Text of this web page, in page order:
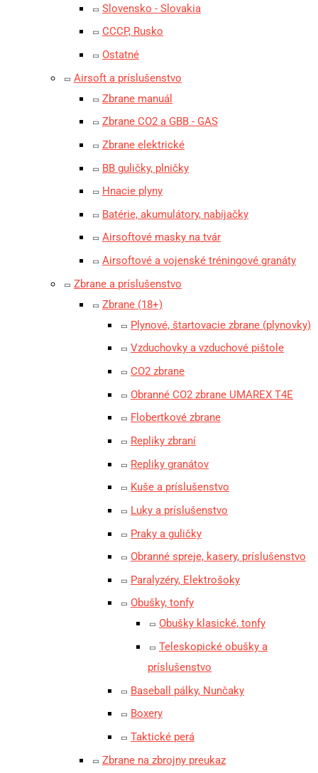
Slovensko - Slovakia
CCCP, Rusko
Ostatné
Airsoft a príslušenstvo
Zbrane manuál
Zbrane CO2 a GBB - GAS
Zbrane elektrické
BB guličky, plničky
Hnacie plyny
Batérie, akumulátory, nabíjačky
Airsoftové masky na tvár
Airsoftové a vojenské tréningové granáty
Zbrane a príslušenstvo
Zbrane (18+)
Plynové, štartovacie zbrane (plynovky)
Vzduchovky a vzduchové pištole
CO2 zbrane
Obranné CO2 zbrane UMAREX T4E
Flobertkové zbrane
Repliky zbraní
Repliky granátov
Kuše a príslušenstvo
Luky a príslušenstvo
Praky a guličky
Obranné spreje, kasery, príslušenstvo
Paralyzéry, Elektrošoky
Obušky, tonfy
Obušky klasické, tonfy
Teleskopické obušky a
príslušenstvo
Baseball pálky, Nunčaky
Boxery
Taktické perá
Zbrane na zbrojny preukaz